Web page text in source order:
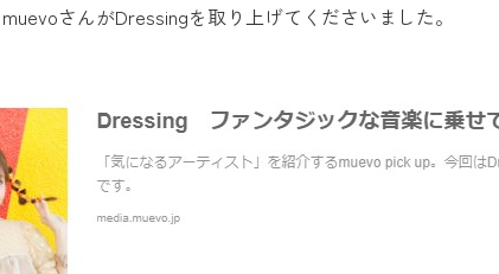
muevoさんがDressingを取り上げてくださいました。